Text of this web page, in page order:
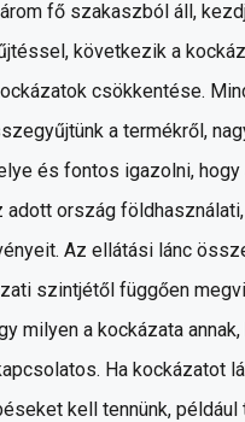
fő szakaszból áll,
következik a
csökkentése.
a termékről,
és fontos igazolni,
adott ország
Az ellátási lánc
szintjétől függően
milyen a kockázata
Ha kockázatot
kell tennünk, például